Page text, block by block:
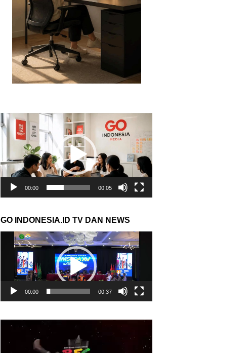
Pemutar
Video
00:00 00:05
GO INDONESIA.ID TV DAN NEWS
Pemutar
Video
00:00 00:37
Pemutar